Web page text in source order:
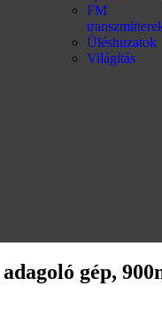
FM
Üléshuzatok
Világítás
gép,